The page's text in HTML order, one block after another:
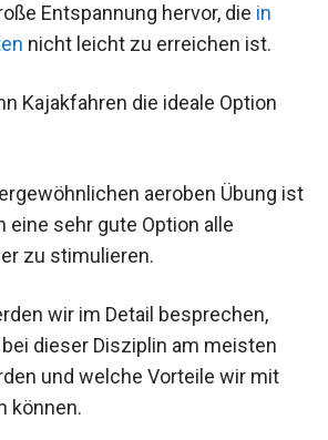
Entspannung hervor, die in
nicht leicht zu erreichen ist.
Kajakfahren die ideale Option
aeroben Übung ist
eine sehr gute Option alle
zu stimulieren.
wir im Detail besprechen,
dieser Disziplin am meisten
und welche Vorteile wir mit
können.